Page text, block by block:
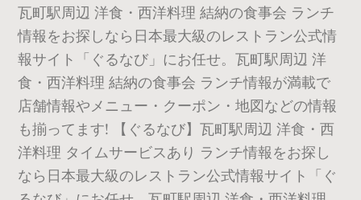
瓦町駅周辺 洋食・西洋料理 結納の食事会 ランチ
情報をお探しなら日本最大級のレストラン公式情
報サイト「ぐるなび」にお任せ。瓦町駅周辺 洋
食・西洋料理 結納の食事会 ランチ情報が満載で
店舗情報やメニュー・クーポン・地図などの情報
も揃ってます! 【ぐるなび】瓦町駅周辺 洋食・西
洋料理 タイムサービスあり ランチ情報をお探し
なら日本最大級のレストラン公式情報サイト「ぐ